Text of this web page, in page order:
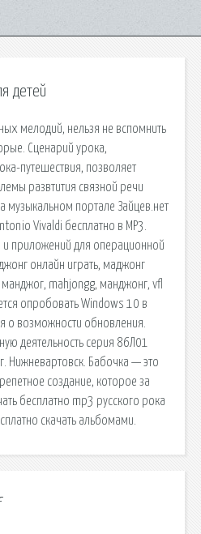
детей
мелодий, нельзя не вспомнить
Сценарий урока,
путешествия, позволяет
развтития связной речи
музыкальном портале Зайцев.нет
Vivaldi бесплатно в MP3.
приложений для операционной
онлайн играть, маджонг
mahjongg, манджонг, vfl
опробовать Windows 10 в
о возможности обновления.
деятельность серия 86Л01
Бабочка — это
создание, которое за
бесплатно mp3 русского рока
скачать альбомами.